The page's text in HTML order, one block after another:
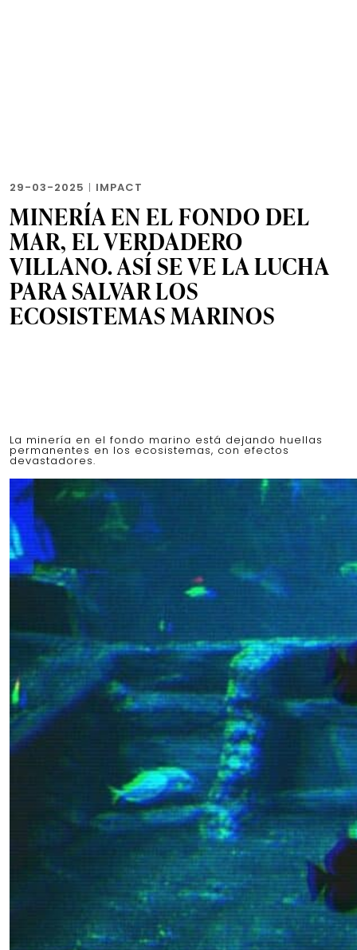
29-03-2025 | IMPACT
MINERÍA EN EL FONDO DEL
MAR, EL VERDADERO
VILLANO. ASÍ SE VE LA LUCHA
PARA SALVAR LOS
ECOSISTEMAS MARINOS
La minería en el fondo marino está dejando huellas
permanentes en los ecosistemas, con efectos
devastadores.